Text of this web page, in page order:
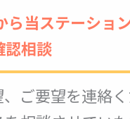
当ステーショ
認相談
ご要望を連絡く